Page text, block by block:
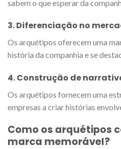
sabem o que esperar da
3. Diferenciação no
Os arquétipos oferecem uma
história da companhia e se
4. Construção de
Os arquétipos fornecem uma
empresas a criar histórias
Como os arquétipos
marca memorável?